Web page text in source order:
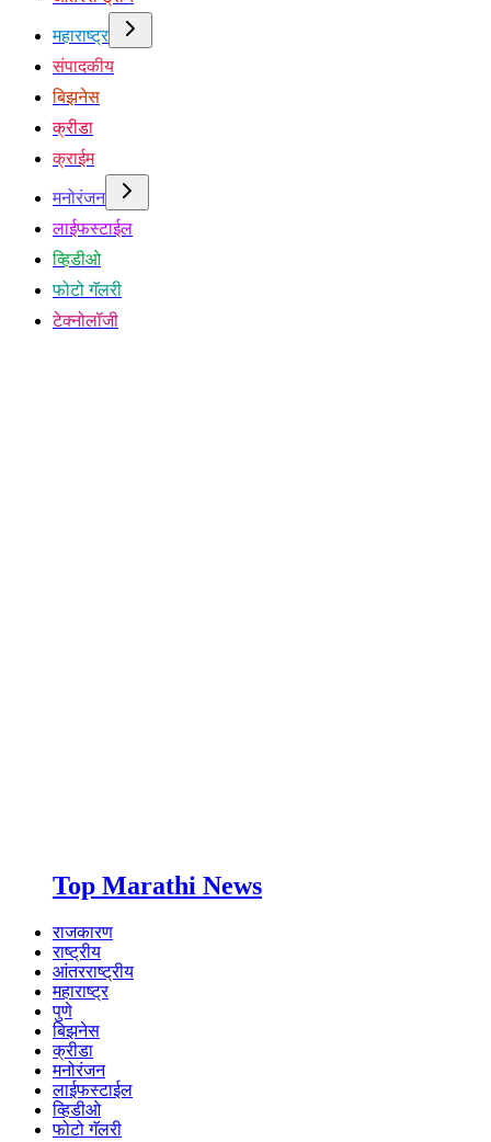
महाराष्ट्र
संपादकीय
बिझनेस
क्रीडा
क्राईम
मनोरंजन
लाईफस्टाईल
व्हिडीओ
फोटो गॅलरी
टेक्नोलॉजी
Top Marathi News
राजकारण
राष्ट्रीय
आंतरराष्ट्रीय
महाराष्ट्र
पुणे
बिझनेस
क्रीडा
मनोरंजन
लाईफस्टाईल
व्हिडीओ
फोटो गॅलरी